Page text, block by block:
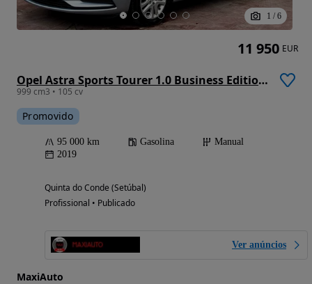
1 / 6
Opel Astra Sports Tourer 1.0 Business Edition S/S
999 cm3 • 105 cv
Promovido
95 000 km Gasolina
Manual
2019
Quinta do Conde (Setúbal)
Profissional • Publicado
Ver anúncios
MaxiAuto
11 950 EUR